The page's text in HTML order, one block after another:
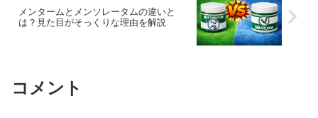
メンタームとメンソレータムの違いと
は？見た目がそっくりな理由を解説
コメント